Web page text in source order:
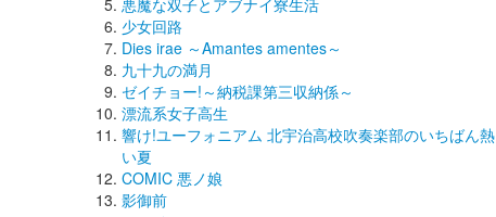
少女回路
Dies irae ～Amantes amentes～
九十九の満月
ゼイチョー!～納税課第三収納係～
漂流系女子高生
響け!ユーフォニアム 北宇治高校吹奏楽部のいちばん熱
い夏
COMIC 悪ノ娘
影御前